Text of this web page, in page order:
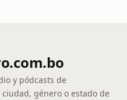
y pódcasts de
ciudad, género o estado de